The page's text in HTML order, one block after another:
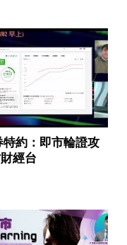
特約：即市輪證攻
經台